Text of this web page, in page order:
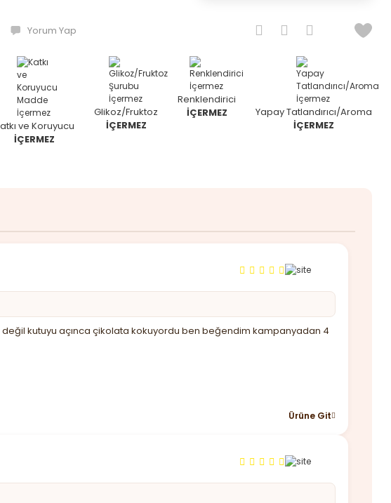
Yorum Yap
ve Koruyucu
İÇERMEZ
Glikoz/Fruktoz
İÇERMEZ
Renklendirici
İÇERMEZ
Yapay Tatlandırıcı/Aroma
İÇERMEZ
değil kutuyu açınca çikolata kokuyordu ben beğendim kampanyadan 4
Ürüne Git